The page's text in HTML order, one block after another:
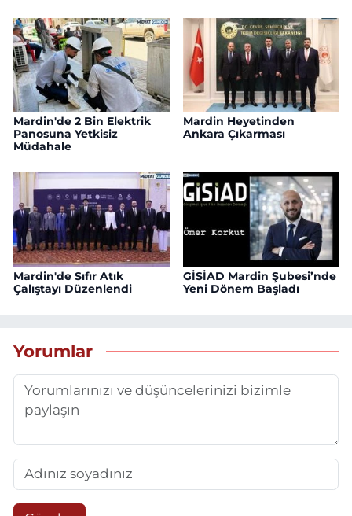
Mardin'de 2 Bin Elektrik
Panosuna Yetkisiz
Müdahale
Mardin Heyetinden
Ankara Çıkarması
Mardin'de Sıfır Atık
Çalıştayı Düzenlendi
GİSİAD Mardin Şubesi’nde
Yeni Dönem Başladı
Yorumlar